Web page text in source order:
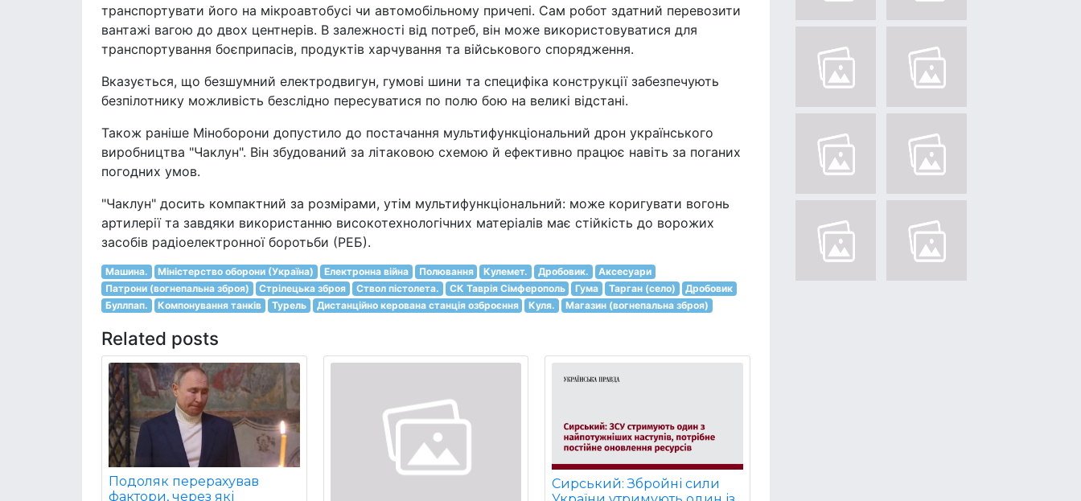
транспортувати його на мікроавтобусі чи автомобільному причепі. Сам робот здатний перевозити
вантажі вагою до двох центнерів. В залежності від потреб, він може використовуватися для
транспортування боєприпасів, продуктів харчування та військового спорядження.
Вказується, що безшумний електродвигун, гумові шини та специфіка конструкції забезпечують
безпілотнику можливість безслідно пересуватися по полю бою на великі відстані.
Також раніше Міноборони допустило до постачання мультифункціональний дрон українського
виробництва "Чаклун". Він збудований за літаковою схемою й ефективно працює навіть за поганих
погодних умов.
"Чаклун" досить компактний за розмірами, утім мультифункціональний: може коригувати вогонь
артилерії та завдяки використанню високотехнологічних матеріалів має стійкість до ворожих
засобів радіоелектронної боротьби (РЕБ).
Машина. Міністерство оборони (Україна) Електронна війна Полювання Кулемет. Дробовик.
Аксесуари
Патрони (вогнепальна зброя)
Стрілецька зброя Ствол пістолета. СК Таврія Сімферополь Гума Тарган (село)
Дробовик
Буллпап.
Компонування танків Турель Дистанційно керована станція озброєння Куля. Магазин (вогнепальна зброя)
Related posts
Подоляк перерахував
фактори, через які
Сирський: Збройні сили